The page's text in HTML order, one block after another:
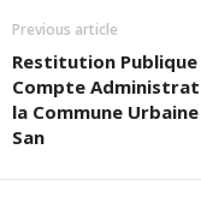
Previous article
Restitution Publique
Compte
la Commune
San